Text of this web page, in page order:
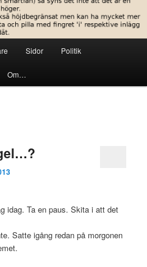
Sidor Politik
Om…
idag. Ta en paus. Skita i att det
Satte igång redan på morgonen